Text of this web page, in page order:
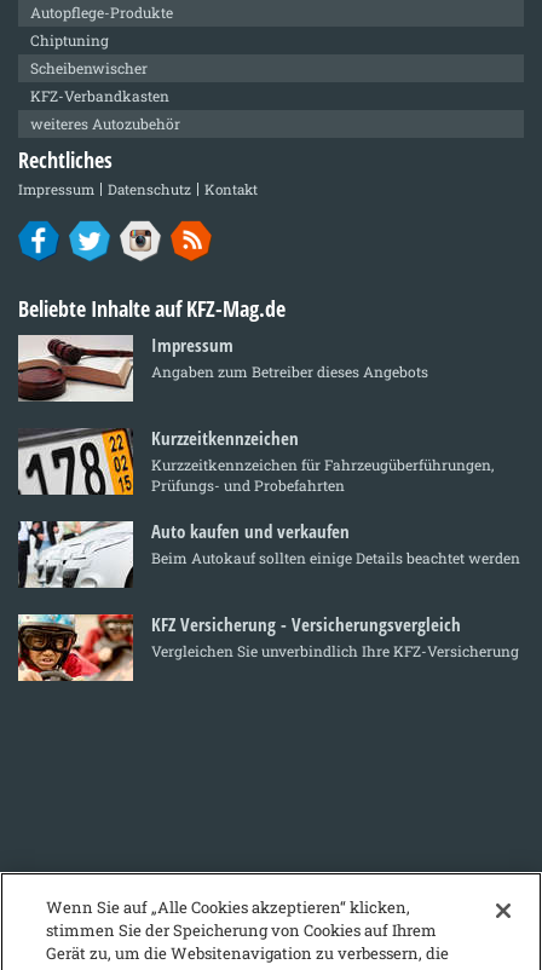
Autopflege-Produkte
Chiptuning
Scheibenwischer
KFZ-Verbandkasten
weiteres Autozubehör
Rechtliches
Impressum Datenschutz Kontakt
Beliebte Inhalte auf KFZ-Mag.de
Impressum
Angaben zum Betreiber dieses Angebots
Kurzzeitkennzeichen
Kurzzeitkennzeichen für Fahrzeugüberführungen,
Prüfungs- und Probefahrten
Auto kaufen und verkaufen
Beim Autokauf sollten einige Details beachtet werden
KFZ Versicherung - Versicherungsvergleich
Vergleichen Sie unverbindlich Ihre KFZ-Versicherung
Wenn Sie auf „Alle Cookies akzeptieren“ klicken,
stimmen Sie der Speicherung von Cookies auf Ihrem
Gerät zu, um die Websitenavigation zu verbessern, die